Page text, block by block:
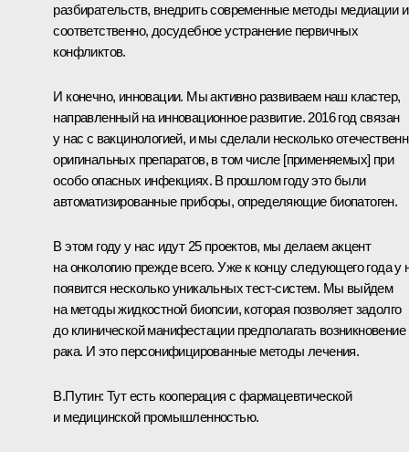
разбирательств, внедрить современные методы медиации
соответственно, досудебное устранение первичных
конфликтов.
И конечно, инновации. Мы активно развиваем наш кластер,
направленный на инновационное развитие. 2016 год связан
у нас с вакцинологией, и мы сделали несколько
оригинальных препаратов, в том числе [применяемых] при
особо опасных инфекциях. В прошлом году это были
автоматизированные приборы, определяющие биопатоген.
В этом году у нас идут 25 проектов, мы делаем акцент
на онкологию прежде всего. Уже к концу следующего года у
появится несколько уникальных тест-систем. Мы выйдем
на методы жидкостной биопсии, которая позволяет задолго
до клинической манифестации предполагать возникновение
рака. И это персонифицированные методы лечения.
В.Путин: Тут есть кооперация с фармацевтической
и медицинской промышленностью.